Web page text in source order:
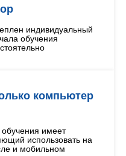
индивидуальный
обучения
компьютер
имеет
использовать на
и мобильном